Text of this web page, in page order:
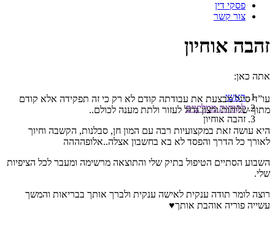
פסקי דין
צור קשר
זהבה אוחיון
אתה כאן:
ראשי
לקוחות ממליצים
זהבה אוחיון
עו”ד סיגל מבצעת את עבודתה קודם לא רק כי זה תפקידה אלא קודם
מתוך שליחות ורצון גדול לעזור ולתת מענה לכולם..
היא עושה זאת במקצועיות רבה עם המון חן, סבלנות, הקשבה וחיוך
לאורך כל הדרך והפסד לא בא בחשבון אצלה..אלופהההה
השבוע הסתיים הטיפול בתיק שלי והתוצאה מרשימה ומעבר לכל הציפיות
שלי.
רוצה לומר תודה ענקית לאישה ענקית ולברך אותך בבריאות והמשך
עשייה פוריה אוהבת אותך♥️‏